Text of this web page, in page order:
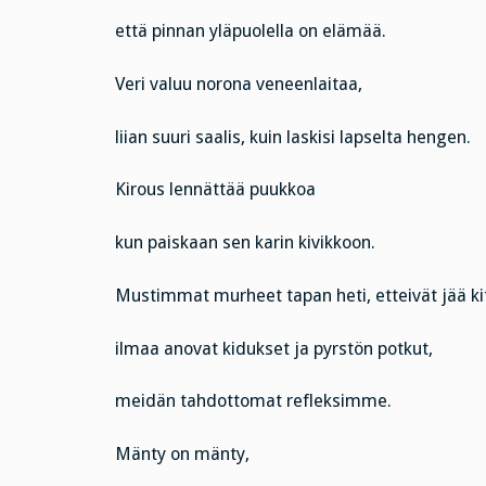
että pinnan yläpuolella on elämää.
Veri valuu norona veneenlaitaa,
liian suuri saalis, kuin laskisi lapselta hengen.
Kirous lennättää puukkoa
kun paiskaan sen karin kivikkoon.
Mustimmat murheet tapan heti, etteivät jää
ilmaa anovat kidukset ja pyrstön potkut,
meidän tahdottomat refleksimme.
Mänty on mänty,